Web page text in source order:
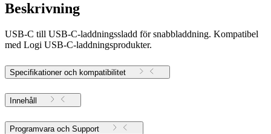
Beskrivning
USB-C till USB-C-laddningssladd för snabbladdning. Kompatibel
med Logi USB-C-laddningsprodukter.
Specifikationer och kompatibilitet
Innehåll
Programvara och Support